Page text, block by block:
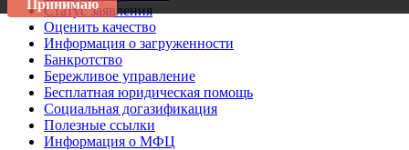
Статус заявления
Оценить качество
Информация о загруженности
Банкротство
Бережливое управление
Бесплатная юридическая помощь
Социальная догазификация
Полезные ссылки
Информация о МФЦ
Принимаю